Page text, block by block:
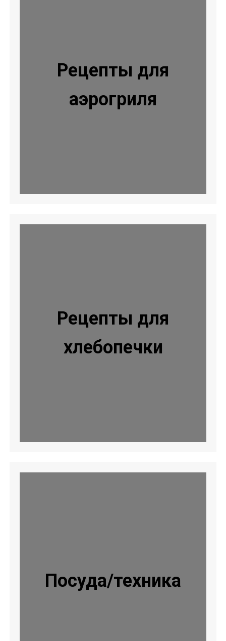
Рецепты для
аэрогриля
Рецепты для
хлебопечки
Посуда/техника